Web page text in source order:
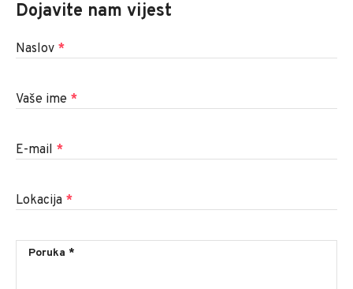
Dojavite nam vijest
Naslov *
Vaše ime *
E-mail *
Lokacija *